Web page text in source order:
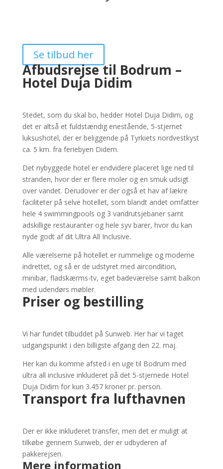
Se tilbud her
Afbudsrejse til Bodrum –
Hotel Duja Didim
Stedet, som du skal bo, hedder Hotel Duja Didim, og
det er altså et fuldstændig enestående, 5-stjernet
luksushotel, der er beliggende på Tyrkiets nordvestkyst
ca. 5 km. fra feriebyen Didem.
Det nybyggede hotel er endvidere placeret lige ned til
stranden, hvor der er flere moler og en smuk udsigt
over vandet. Derudover er der også et hav af lækre
faciliteter på selve hotellet, som blandt andet omfatter
hele 4 swimmingpools og 3 vandrutsjebaner samt
adskillige restauranter og hele syv barer, hvor du kan
nyde godt af dit Ultra All Inclusive.
Alle værelserne på hotellet er rummelige og moderne
indrettet, og så er de udstyret med aircondition,
minibar, fladskærms-tv, eget badeværelse samt balkon
med udendørs møbler.
Priser og bestilling
Vi har fundet tilbuddet på Sunweb. Her har vi taget
udgangspunkt i den billigste afgang den 22. maj.
Her kan du komme afsted i en uge til Bodrum med
ultra all inclusive inkluderet på det 5-stjernede Hotel
Duja Didim for kun 3.457 kroner pr. person.
Transport fra lufthavnen
Der er ikke inkluderet transfer, men det er muligt at
tilkøbe gennem Sunweb, der er udbyderen af
pakkerejsen.
Mere information